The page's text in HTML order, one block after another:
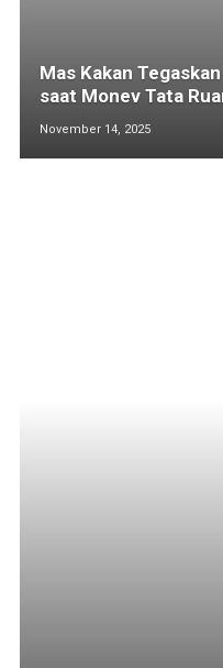
Mas Kakan
saat Monev Tata
November 14, 2025